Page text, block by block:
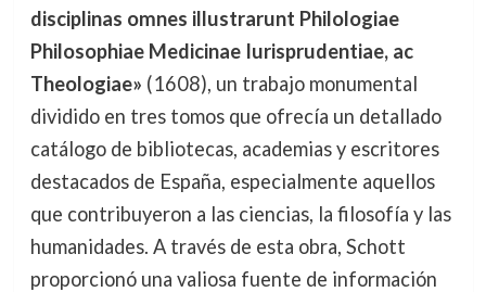
disciplinas omnes illustrarunt Philologiae
Philosophiae Medicinae Iurisprudentiae, ac
Theologiae» (1608), un trabajo monumental
dividido en tres tomos que ofrecía un detallado
catálogo de bibliotecas, academias y escritores
destacados de España, especialmente aquellos
que contribuyeron a las ciencias, la filosofía y las
humanidades. A través de esta obra, Schott
proporcionó una valiosa fuente de información